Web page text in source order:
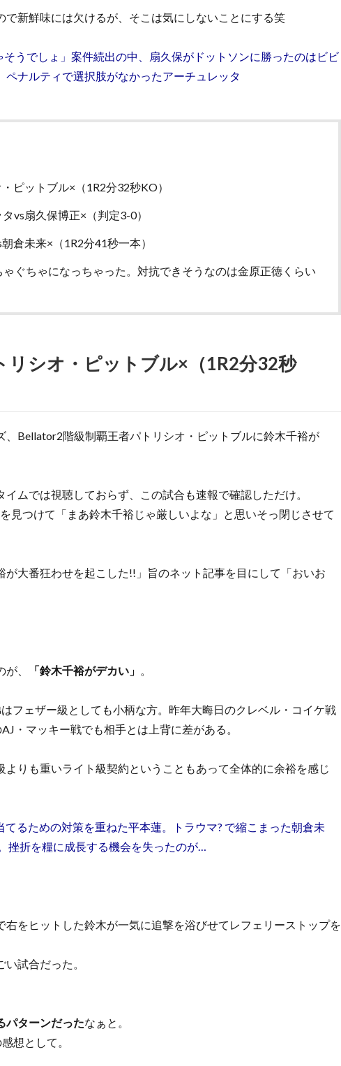
で新鮮味には欠けるが、そこは気にしないことにする笑
うでしょ」案件続出の中、扇久保がドットソンに勝ったのはビビ
ペナルティで選択肢がなかったアーチュレッタ
ピットブル×（1R2分32秒KO）
vs扇久保博正×（判定3-0）
倉未来×（1R2分41秒一本）
ぐちゃになっちゃった。対抗できそうなのは金原正徳くらい
リシオ・ピットブル×（1R2分32秒
、Bellator2階級制覇王者パトリシオ・ピットブルに鈴木千裕が
ムでは視聴しておらず、この試合も速報で確認しただけ。
見つけて「まあ鈴木千裕じゃ厳しいよな」と思いそっ閉じさせて
が大番狂わせを起こした!!」旨のネット記事を目にして「おいお
、 「鈴木千裕がデカい」
フェザー級としても小柄な方。昨年大晦日のクレベル・コイケ戦
・マッキー戦でも相手とは上背に差がある。
りも重いライト級契約ということもあって全体的に余裕を感じ
るための対策を重ねた平本蓮。トラウマ? で縮こまった朝倉未
挫折を糧に成長する機会を失ったのが…
右をヒットした鈴木が一気に追撃を浴びせてレフェリーストップを
試合だった。
パターンだったなぁと。
想として。